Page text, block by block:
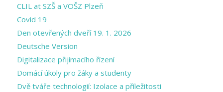
CLIL at SZŠ a VOŠZ Plzeň
Covid 19
Den otevřených dveří 19. 1. 2026
Deutsche Version
Digitalizace přijímacího řízení
Domácí úkoly pro žáky a studenty
Dvě tváře technologií: Izolace a příležitosti